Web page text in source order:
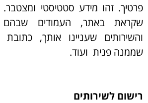
פרטיך. זהו מידע סטטיסטי
שקראת באתר, העמודים
והשירותים שעניינו אותך,
שממנה פנית ועוד.
רישום לשירותים